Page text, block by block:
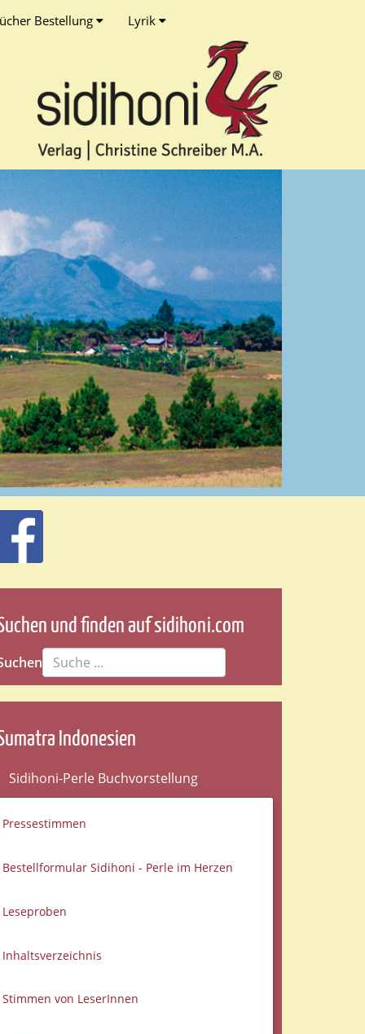
Bestellung Lyrik
und finden auf sidihoni.com
Indonesien
Sidihoni-Perle Buchvorstellung
Pressestimmen
Bestellformular Sidihoni - Perle im Herzen
Leseproben
Inhaltsverzeichnis
Stimmen von LeserInnen